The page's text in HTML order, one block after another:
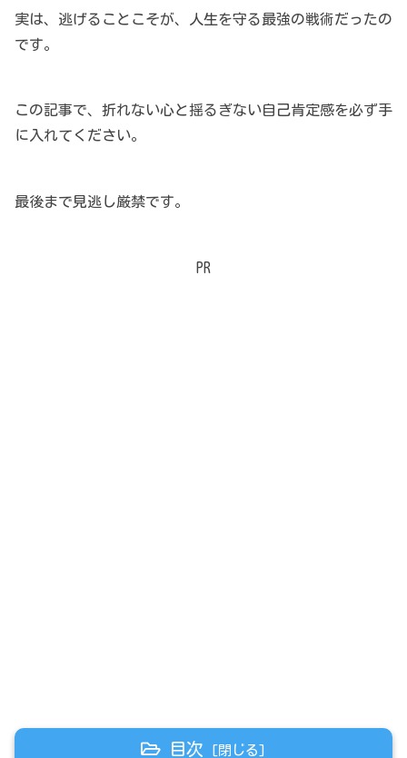
実は、逃げることこそが、人生を守る最強の戦術だったの
です。
この記事で、折れない心と揺るぎない自己肯定感を必ず手
に入れてください。
最後まで見逃し厳禁です。
PR
目次